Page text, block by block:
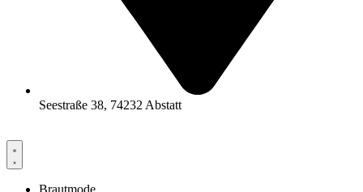
Seestraße 38, 74232 Abstatt
Brautmode